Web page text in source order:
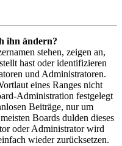
ihn ändern?
stehen, zeigen an,
hast oder identifizieren
und Administratoren.
eines Ranges nicht
Administration festgelegt
Beiträge, nur um
Boards dulden dieses
oder Administrator wird
wieder zurücksetzen.